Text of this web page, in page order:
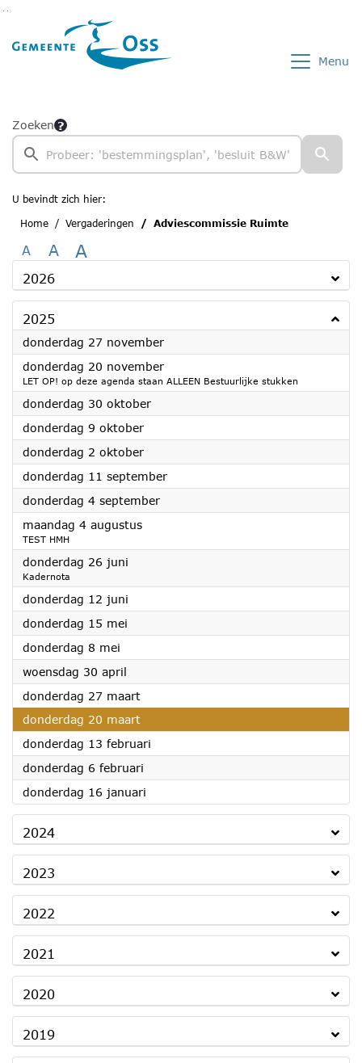
Ga naar de inhoud van deze pagina
Ga naar het zoeken
Ga naar het menu
Menu
Zoeken
U bevindt zich hier:
Home
Vergaderingen Adviescommissie Ruimte
A A A
2026
2025
donderdag 27 november2025
donderdag 20 november2025
LET OP! op deze agenda staan ALLEEN Bestuurlijke stukken
donderdag 30 oktober2025
donderdag 9 oktober2025
donderdag 2 oktober2025
donderdag 11 september2025
donderdag 4 september2025
maandag 4 augustus2025
TEST HMH
donderdag 26 juni
Kadernota
donderdag 12 juni
donderdag 15 mei
donderdag 8 mei
woensdag 30 april
donderdag 27 maart2025
donderdag 20 maart2025
donderdag 13 februari
donderdag 6 februari
donderdag 16 januari
2024
2023
2022
2021
2020
2019